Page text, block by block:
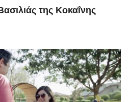
της Κοκαΐνης